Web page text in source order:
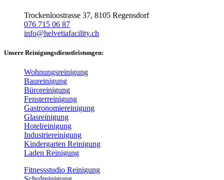
Trockenloostrasse 37, 8105 Regensdorf
076 715 06 87
info@helvetiafacility.ch
Unsere Reinigungsdienstleistungen:
Wohnungsreinigung
Baureinigung
Büroreinigung
Fensterreinigung
Gastronomiereinigung
Glasreinigung
Hotelreinigung
Industriereinigung
Kindergarten Reinigung
Laden Reinigung
Fitnessstudio Reinigung